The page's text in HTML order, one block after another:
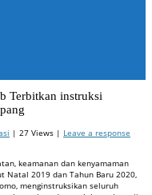
Terbitkan instruksi
| 27 Views | Leave a response
keamanan dan kenyamaman
2019 dan Tahun Baru 2020,
menginstruksikan seluruh